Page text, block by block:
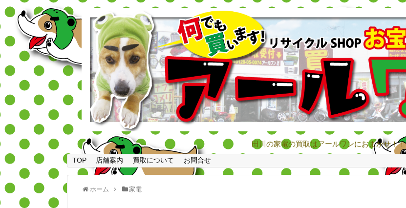
田川の家電の買取はアールワンにおまかせ！！
TOP 店舗案内 買取について お問合せ
ホーム 家電